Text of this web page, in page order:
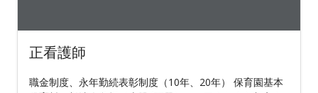
正看護師
職金制度、永年勤続表彰制度（10年、20年） 保育園基本